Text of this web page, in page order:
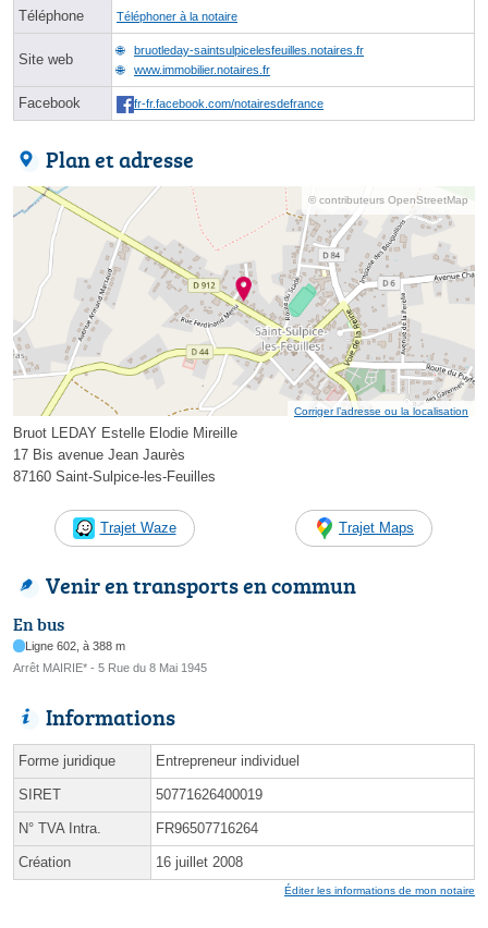
Téléphone Téléphoner à la notaire
Site web
bruotleday-saintsulpicelesfeuilles.notaires.fr
www.immobilier.notaires.fr
Facebook fr-fr.facebook.com/notairesdefrance
Plan et adresse
© contributeurs OpenStreetMap
Corriger l’adresse ou la localisation
Bruot LEDAY Estelle Elodie Mireille
17 Bis avenue Jean Jaurès
87160 Saint-Sulpice-les-Feuilles
Trajet Waze Trajet Maps
Venir en transports en commun
En bus
Ligne 602, à 388 m
Arrêt MAIRIE* - 5 Rue du 8 Mai 1945
Informations
Forme juridique Entrepreneur individuel
SIRET 50771626400019
N° TVA Intra. FR96507716264
Création 16 juillet 2008
Éditer les informations de mon notaire